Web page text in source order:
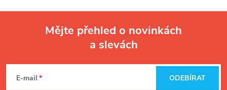
Mějte přehled o novinkách
a slevách
E-mail ODEBÍRAT